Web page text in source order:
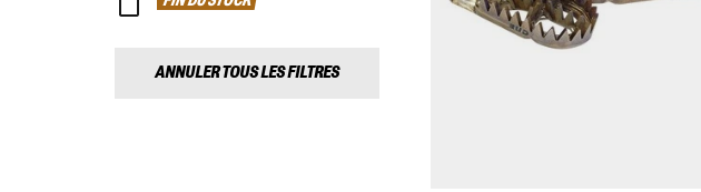
ANNULER TOUS LES FILTRES